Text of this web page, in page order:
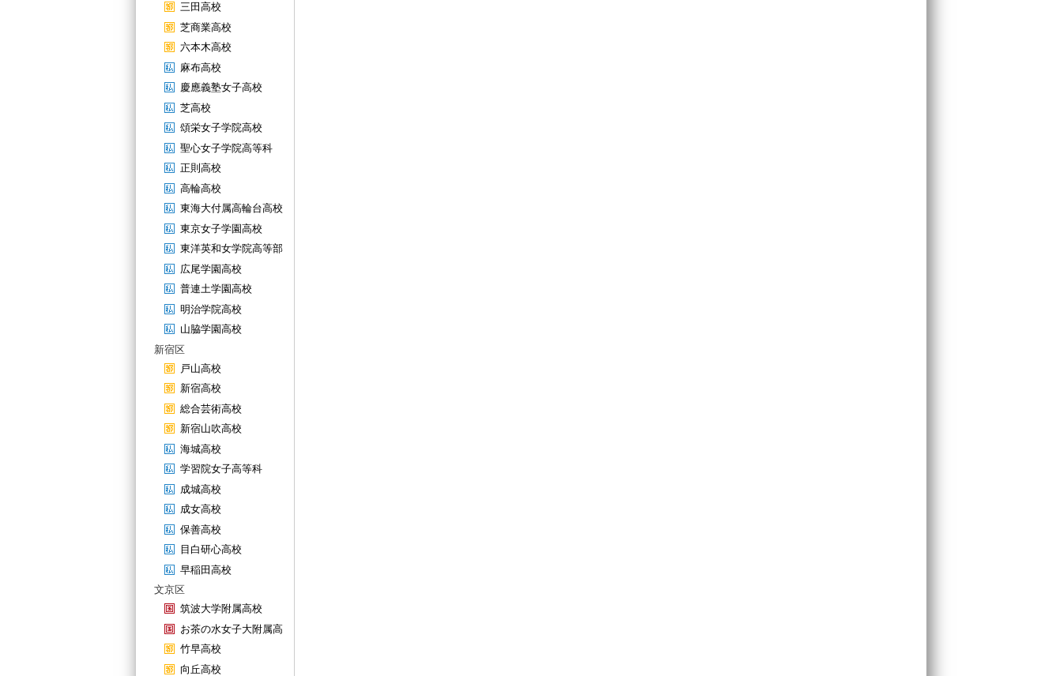
三田高校
芝商業高校
六本木高校
麻布高校
慶應義塾女子高校
芝高校
頌栄女子学院高校
聖心女子学院高等科
正則高校
高輪高校
東海大付属高輪台高校
東京女子学園高校
東洋英和女学院高等部
広尾学園高校
普連土学園高校
明治学院高校
山脇学園高校
新宿区
戸山高校
新宿高校
総合芸術高校
新宿山吹高校
海城高校
学習院女子高等科
成城高校
成女高校
保善高校
目白研心高校
早稲田高校
文京区
筑波大学附属高校
お茶の水女子大附属高
竹早高校
向丘高校